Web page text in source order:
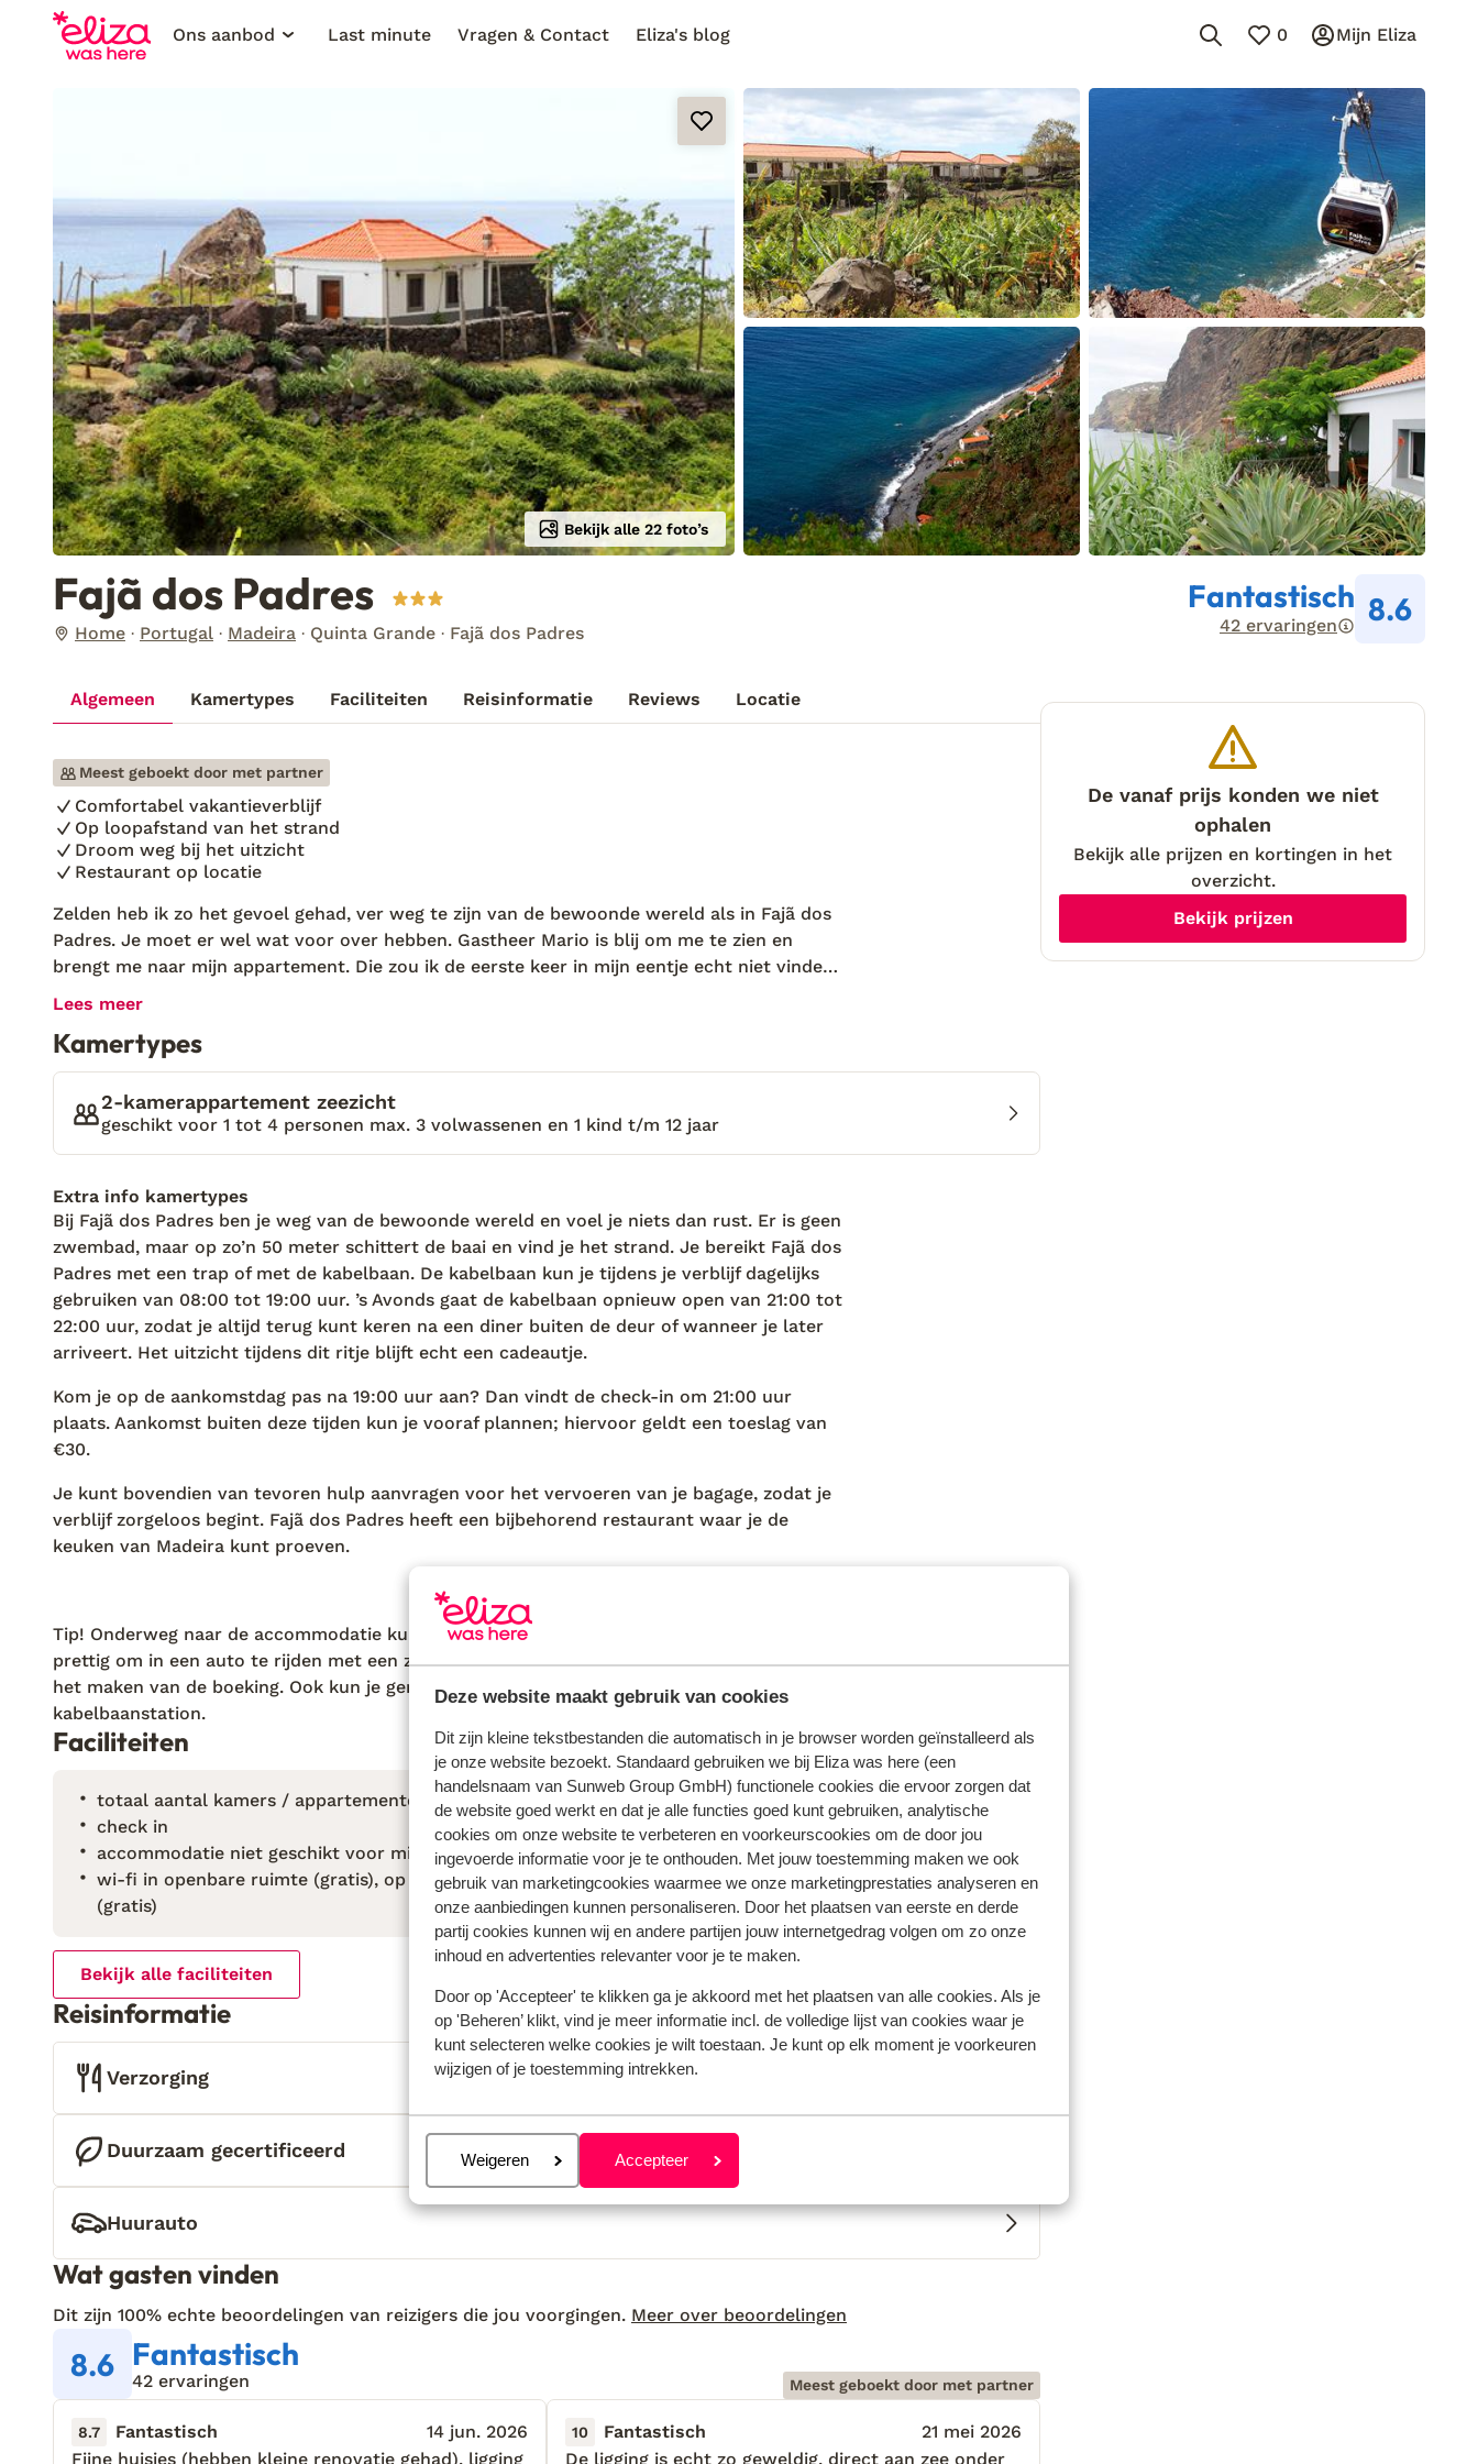
Deze website maakt gebruik van cookies
Dit zijn kleine tekstbestanden die automatisch in je browser worden geïnstalleerd als
je onze website bezoekt. Standaard gebruiken we bij Eliza was here (een
handelsnaam van Sunweb Group GmbH) functionele cookies die ervoor zorgen dat
de website goed werkt en dat je alle functies goed kunt gebruiken, analytische
cookies om onze website te verbeteren en voorkeurscookies om de door jou
ingevoerde informatie voor je te onthouden. Met jouw toestemming maken we ook
gebruik van marketingcookies waarmee we onze marketingprestaties analyseren en
onze aanbiedingen kunnen personaliseren. Door het plaatsen van eerste en derde
partij cookies kunnen wij en andere partijen jouw internetgedrag volgen om zo onze
inhoud en advertenties relevanter voor je te maken.
Door op 'Accepteer' te klikken ga je akkoord met het plaatsen van alle cookies. Als je
op 'Beheren’ klikt, vind je meer informatie incl. de volledige lijst van cookies waar je
kunt selecteren welke cookies je wilt toestaan. Je kunt op elk moment je voorkeuren
wijzigen of je toestemming intrekken.
Beheren
Weigeren Accepteer
Ons aanbod
Last minute Vragen & Contact Eliza's blog 0 Mijn Eliza
Bekijk alle 22 foto’s
Fajã dos Padres
Home Portugal Madeira Quinta Grande Fajã dos Padres
Fantastisch
42 ervaringen 8.6
Algemeen Kamertypes Faciliteiten Reisinformatie Reviews Locatie
Meest geboekt door met partner
Comfortabel vakantieverblijf
Op loopafstand van het strand
Droom weg bij het uitzicht
Restaurant op locatie
Zelden heb ik zo het gevoel gehad, ver weg te zijn van de bewoonde wereld als in Fajã dos
Padres. Je moet er wel wat voor over hebben. Gastheer Mario is blij om me te zien en
brengt me naar mijn appartement. Die zou ik de eerste keer in mijn eentje echt niet vinden.
De route naar mijn vakantieverblijf blijkt een avontuur op zich. We lopen tientallen
aankomen. Nooit eerder heb ik op zo'n spectaculaire manier en met zulk mooi uitzicht m'n
koffer naar m'n kamer gebracht! Iedere stap op weg naar het appartement, was er eentje
weg van de bewoonde wereld. En nu ik er ben, is er niets dan natuur, het uitzicht over de
baai en het geluid van de zee. Ik weet het meteen: hier ben ik een weekje echt weg van
alles.
Lees meer
Kamertypes
2-kamerappartement zeezicht
geschikt voor 1 tot 4 personen max. 3 volwassenen en 1 kind t/m 12 jaar
Extra info kamertypes
Bij Fajã dos Padres ben je weg van de bewoonde wereld en voel je niets dan rust. Er is geen
zwembad, maar op zo’n 50 meter schittert de baai en vind je het strand. Je bereikt Fajã dos
Padres met een trap of met de kabelbaan. De kabelbaan kun je tijdens je verblijf dagelijks
gebruiken van 08:00 tot 19:00 uur. ’s Avonds gaat de kabelbaan opnieuw open van 21:00 tot
22:00 uur, zodat je altijd terug kunt keren na een diner buiten de deur of wanneer je later
arriveert. Het uitzicht tijdens dit ritje blijft echt een cadeautje.
Kom je op de aankomstdag pas na 19:00 uur aan? Dan vindt de check-in om 21:00 uur
plaats. Aankomst buiten deze tijden kun je vooraf plannen; hiervoor geldt een toeslag van
€30.
Je kunt bovendien van tevoren hulp aanvragen voor het vervoeren van je bagage, zodat je
verblijf zorgeloos begint. Fajã dos Padres heeft een bijbehorend restaurant waar je de
keuken van Madeira kunt proeven.
Tip! Onderweg naar de accommodatie kun je steile wegen tegenkomen. Het is daarom
prettig om in een auto te rijden met een zwaardere motor. De huurauto kun je upgraden bij
het maken van de boeking. Ook kun je gemakkelijk parkeren op de top, naast het
kabelbaanstation.
Faciliteiten
totaal aantal kamers / appartementen: 8
check in
accommodatie niet geschikt voor mindervaliden
wi-fi in openbare ruimte (gratis), op de kamer
(gratis)
toeristenbelasting
bedlinnen inclusief verschoning 1 keer per week
handdoeken inclusief verschoning 1 keer per week
schoonmaak kamer 7 keer per week
Bekijk alle faciliteiten
Reisinformatie
Verzorging
Duurzaam gecertificeerd
Huurauto
Wat gasten vinden
Dit zijn 100% echte beoordelingen van reizigers die jou voorgingen. Meer over beoordelingen
8.6 Fantastisch
42 ervaringen Meest geboekt door met partner
8.7 Fantastisch
14 jun. 2026
Fijne huisjes (hebben kleine renovatie gehad), ligging
Fijne huisjes (hebben kleine renovatie gehad), ligging
10 Fantastisch
21 mei 2026
De ligging is echt zo geweldig, direct aan zee onder
De ligging is echt zo geweldig, direct aan zee onder
De vanaf prijs konden we niet
ophalen
Bekijk alle prijzen en kortingen in het
overzicht.
Bekijk prijzen